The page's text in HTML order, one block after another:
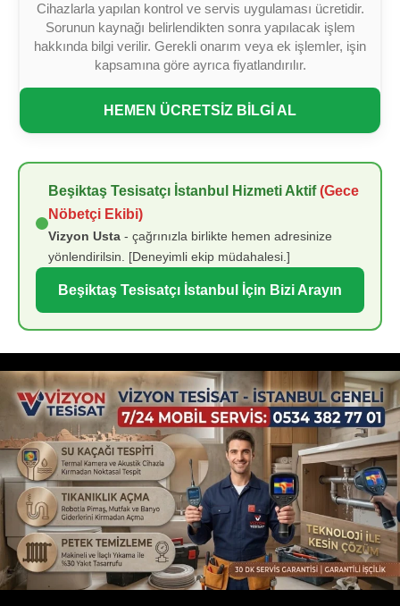
Cihazlarla yapılan kontrol ve servis uygulaması ücretidir.
Sorunun kaynağı belirlendikten sonra yapılacak işlem
hakkında bilgi verilir. Gerekli onarım veya ek işlemler, işin
kapsamına göre ayrıca fiyatlandırılır.
HEMEN ÜCRETSİZ BİLGİ AL
Beşiktaş Tesisatçı İstanbul Hizmeti Aktif(Gece
Nöbetçi Ekibi)
Vizyon Usta - çağrınızla birlikte hemen adresinize
yönlendirilsin. [Deneyimli ekip müdahalesi.]
Beşiktaş Tesisatçı İstanbul İçin Bizi Arayın